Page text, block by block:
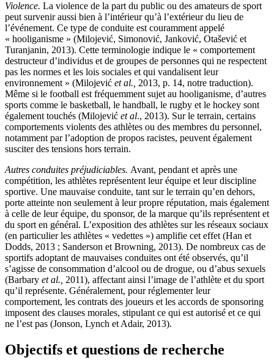
Violence. La violence de la part du public ou des amateurs de sport
peut survenir aussi bien à l’intérieur qu’à l’extérieur du lieu de
l’événement. Ce type de conduite est couramment appelé
« hooliganisme » (Milojević, Simonović, Janković, Otašević et
Turanjanin, 2013). Cette terminologie indique le « comportement
destructeur d’individus et de groupes de personnes qui ne respectent
pas les normes et les lois sociales et qui vandalisent leur
environnement » (Milojević et al., 2013, p. 14, notre traduction).
Même si le football est fréquemment sujet au hooliganisme, d’autres
sports comme le basketball, le handball, le rugby et le hockey sont
également touchés (Milojević et al., 2013). Sur le terrain, certains
comportements violents des athlètes ou des membres du personnel,
notamment par l’adoption de propos racistes, peuvent également
susciter des tensions hors terrain.
Autres conduites préjudiciables. Avant, pendant et après une
compétition, les athlètes représentent leur équipe et leur discipline
sportive. Une mauvaise conduite, tant sur le terrain qu’en dehors,
porte atteinte non seulement à leur propre réputation, mais également
à celle de leur équipe, du sponsor, de la marque qu’ils représentent et
du sport en général. L’exposition des athlètes sur les réseaux sociaux
(en particulier les athlètes « vedettes ») amplifie cet effet (Han et
Dodds, 2013 ; Sanderson et Browning, 2013). De nombreux cas de
sportifs adoptant de mauvaises conduites ont été observés, qu’il
s’agisse de consommation d’alcool ou de drogue, ou d’abus sexuels
(Barbary et al., 2011), affectant ainsi l’image de l’athlète et du sport
qu’il représente. Généralement, pour réglementer leur
comportement, les contrats des joueurs et les accords de sponsoring
imposent des clauses morales, stipulant ce qui est autorisé et ce qui
ne l’est pas (Jonson, Lynch et Adair, 2013).
Objectifs et questions de recherche